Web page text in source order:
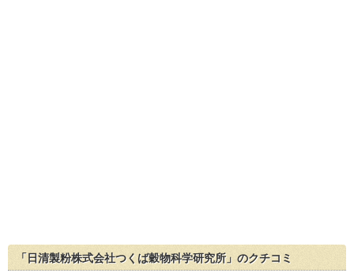
「日清製粉株式会社つくば穀物科学研究所」のクチコミ